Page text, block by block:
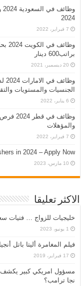
2024
7 فبراير، 2022
براتب600 دينار
20 ديسمبر، 2021
الجنسيات والمستويات
6 يناير، 2022
والمؤهلات
7 فبراير، 2022
in 2024 – Apply Now
10 مارس، 2023
الاكثر تعليقا
خليجيات للزواج … فتيات
1 يونيو، 2023
فيلم المغامرة أليتا‭ ‬باتل أنجيل يتصدر إيرادات السينما الأمريكية هذا الاسبوع
17 فبراير، 2019
مسؤول امريكي كبير يكشف
نجا ترامب؟